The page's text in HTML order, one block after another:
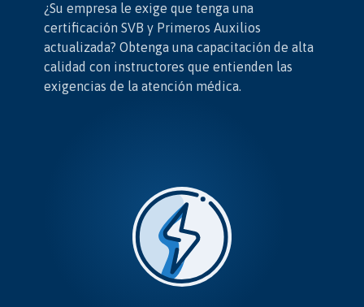
¿Su empresa le exige que tenga una
certificación SVB y Primeros Auxilios
actualizada? Obtenga una capacitación de alta
calidad con instructores que entienden las
exigencias de la atención médica.